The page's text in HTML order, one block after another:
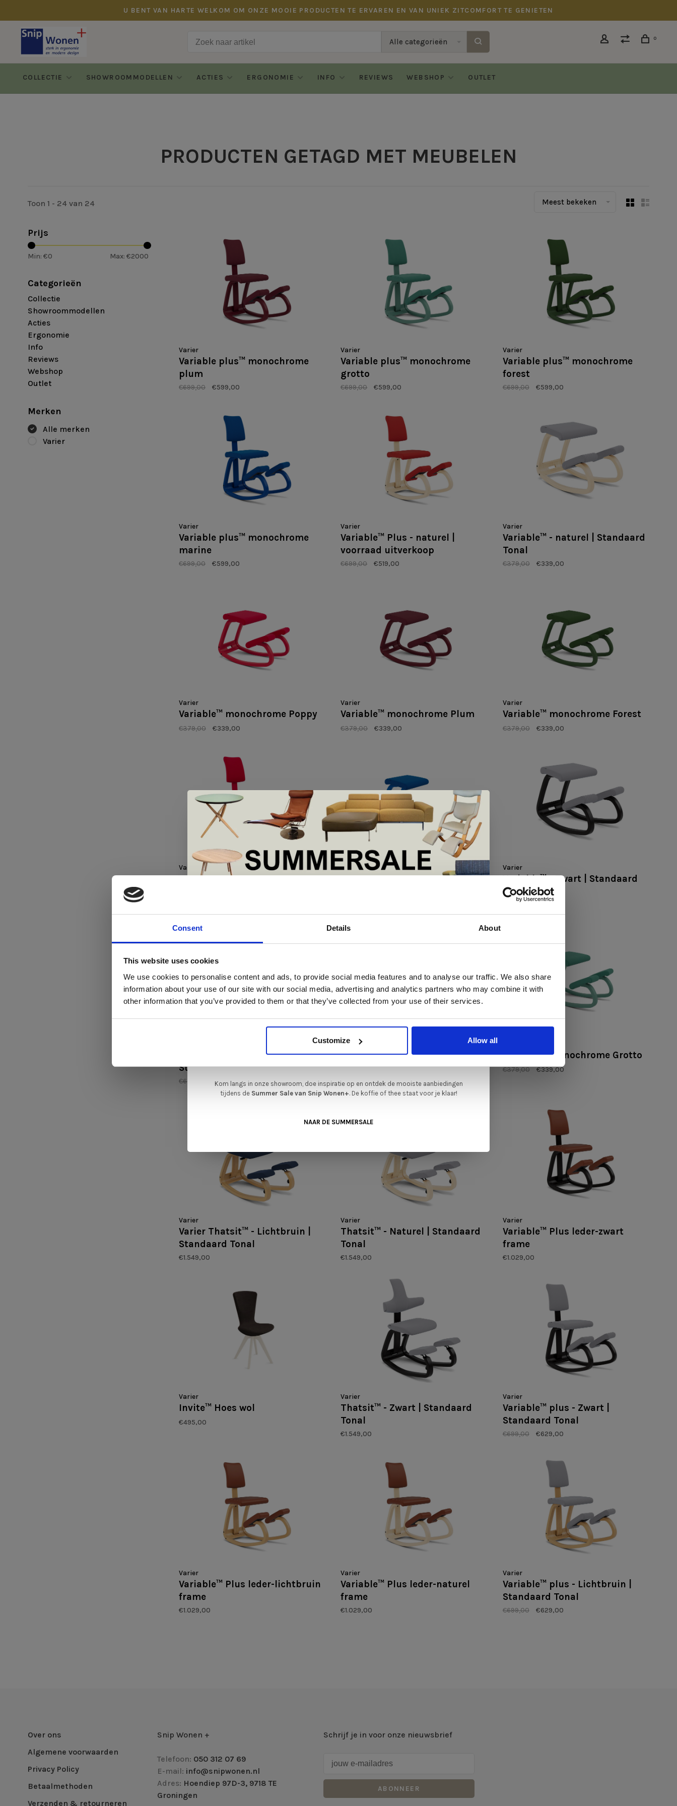
Consent Details About
This website uses cookies
We use cookies to personalise content and ads, to provide social media features and to analyse our traffic. We also share
information about your use of our site with our social media, advertising and analytics partners who may combine it with
other information that you’ve provided to them or that they’ve collected from your use of their services.
Customize Allow all
U BENT VAN HARTE WELKOM OM ONZE MOOIE PRODUCTEN TE ERVAREN EN VAN UNIEK ZITCOMFORT TE GENIETEN
Alle categorieën 0
COLLECTIE SHOWROOMMODELLEN ACTIES ERGONOMIE INFO REVIEWS WEBSHOP OUTLET
PRODUCTEN GETAGD MET MEUBELEN
Toon 1 - 24 van 24 Meest bekeken
Prijs
Min: €0 Max: €2000
Categorieën
Collectie
Showroommodellen
Acties
Ergonomie
Info
Reviews
Webshop
Outlet
Merken
Alle merken
Varier
Varier
Variable plus™ monochrome
plum
€699,00 €599,00
Varier
Variable plus™ monochrome
grotto
€699,00 €599,00
Varier
Variable plus™ monochrome
forest
€699,00 €599,00
Varier
Variable plus™ monochrome
marine
€699,00 €599,00
Varier
Variable™ Plus - naturel |
voorraad uitverkoop
€699,00 €519,00
Varier
Variable™ - naturel | Standaard
Tonal
€379,00 €339,00
Varier
Variable™ monochrome Poppy
€379,00 €339,00
Varier
Variable™ monochrome Plum
€379,00 €339,00
Varier
Variable™ monochrome Forest
€379,00 €339,00
Varier
Variable plus™ monochrome
Varier
Variable™ monochrome Marine
Varier
Variable™ - Zwart | Standaard
Tonal
€379,00
Variable™ plus - Naturel |
Standaard Tonal
€699,00 €629,00
Varier
Variable™ - Lichtbruin |
Standaard Tonal
€379,00 €339,00
Variable™ monochrome Grotto
€379,00 €339,00
Varier
Varier Thatsit™ - Lichtbruin |
Standaard Tonal
€1.549,00
Varier
Thatsit™ - Naturel | Standaard
Tonal
€1.549,00
Varier
Variable™ Plus leder-zwart
frame
€1.029,00
Varier
Invite™ Hoes wol
€495,00
Varier
Thatsit™ - Zwart | Standaard
Tonal
€1.549,00
Varier
Variable™ plus - Zwart |
Standaard Tonal
€699,00 €629,00
Varier
Variable™ Plus leder-lichtbruin
frame
€1.029,00
Varier
Variable™ Plus leder-naturel
frame
€1.029,00
Varier
Variable™ plus - Lichtbruin |
Standaard Tonal
€699,00 €629,00
Over ons
Algemene voorwaarden
Privacy Policy
Betaalmethoden
Verzenden & retourneren
Snip Wonen +
Telefoon: 050 312 07 69
E-mail: info@snipwonen.nl
Adres: Hoendiep 97D-3, 9718 TE
Groningen
Schrijf je in voor onze nieuwsbrief
ABONNEER
De Summer Sale bij Snip Wonen+ is gestart!
In onze showroom vind je een uitgebreide selectie designmeubelen van
gerenommeerde Nederlandse en Europese merken. Onder andere showroommodellen
van
Sculptures Jeux Artisanzijn nu extra voordelig
gelegenheid om jouw favoriete designmeubel geheel naar wens samen te stellen,
met de kwaliteit, het comfort en de uitstraling die je van Snip Wonen+ mag
Kom langs in onze showroom, doe inspiratie op en ontdek de mooiste aanbiedingen
tijdens de Summer Sale van Snip Wonen+. De koffie of thee staat voor je klaar!
NAAR DE SUMMERSALE